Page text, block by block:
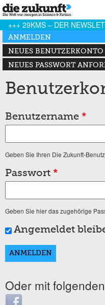
+++ 29KMS – DER
Haupt-Reiter
ANMELDEN
(AKTIVER REITER)
NEUES BENUTZERKONTO
NEUES PASSWORT
Benutzername *
Geben Sie Ihren Die Zukunft-
Passwort *
Geben Sie hier das zugehörige
Angemeldet
Oder mit
Login with Facebook